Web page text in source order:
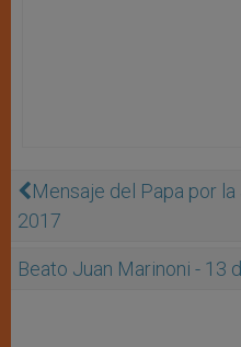
Mensaje del Papa por
2017
Beato Juan Marinoni - 13